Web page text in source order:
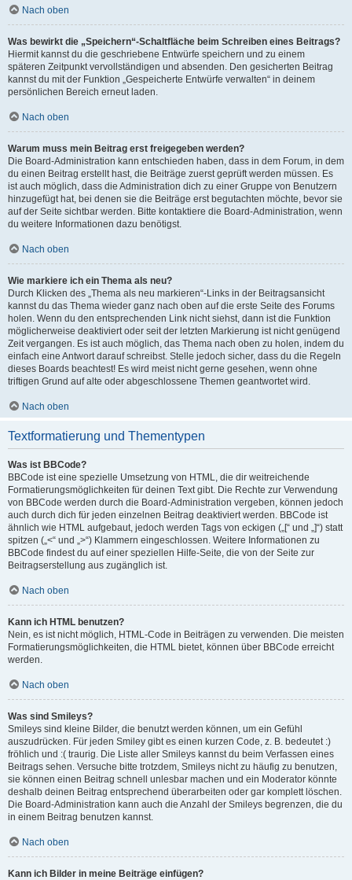
Nach oben
Was bewirkt die „Speichern“-Schaltfläche beim Schreiben eines Beitrags?
Hiermit kannst du die geschriebene Entwürfe speichern und zu einem
späteren Zeitpunkt vervollständigen und absenden. Den gesicherten Beitrag
kannst du mit der Funktion „Gespeicherte Entwürfe verwalten“ in deinem
persönlichen Bereich erneut laden.
Nach oben
Warum muss mein Beitrag erst freigegeben werden?
Die Board-Administration kann entschieden haben, dass in dem Forum, in dem
du einen Beitrag erstellt hast, die Beiträge zuerst geprüft werden müssen. Es
ist auch möglich, dass die Administration dich zu einer Gruppe von Benutzern
hinzugefügt hat, bei denen sie die Beiträge erst begutachten möchte, bevor sie
auf der Seite sichtbar werden. Bitte kontaktiere die Board-Administration, wenn
du weitere Informationen dazu benötigst.
Nach oben
Wie markiere ich ein Thema als neu?
Durch Klicken des „Thema als neu markieren“-Links in der Beitragsansicht
kannst du das Thema wieder ganz nach oben auf die erste Seite des Forums
holen. Wenn du den entsprechenden Link nicht siehst, dann ist die Funktion
möglicherweise deaktiviert oder seit der letzten Markierung ist nicht genügend
Zeit vergangen. Es ist auch möglich, das Thema nach oben zu holen, indem du
einfach eine Antwort darauf schreibst. Stelle jedoch sicher, dass du die Regeln
dieses Boards beachtest! Es wird meist nicht gerne gesehen, wenn ohne
triftigen Grund auf alte oder abgeschlossene Themen geantwortet wird.
Nach oben
Textformatierung und Thementypen
Was ist BBCode?
BBCode ist eine spezielle Umsetzung von HTML, die dir weitreichende
Formatierungsmöglichkeiten für deinen Text gibt. Die Rechte zur Verwendung
von BBCode werden durch die Board-Administration vergeben, können jedoch
auch durch dich für jeden einzelnen Beitrag deaktiviert werden. BBCode ist
ähnlich wie HTML aufgebaut, jedoch werden Tags von eckigen („[“ und „]“) statt
spitzen („<“ und „>“) Klammern eingeschlossen. Weitere Informationen zu
BBCode findest du auf einer speziellen Hilfe-Seite, die von der Seite zur
Beitragserstellung aus zugänglich ist.
Nach oben
Kann ich HTML benutzen?
Nein, es ist nicht möglich, HTML-Code in Beiträgen zu verwenden. Die meisten
Formatierungsmöglichkeiten, die HTML bietet, können über BBCode erreicht
werden.
Nach oben
Was sind Smileys?
Smileys sind kleine Bilder, die benutzt werden können, um ein Gefühl
auszudrücken. Für jeden Smiley gibt es einen kurzen Code, z. B. bedeutet :)
fröhlich und :( traurig. Die Liste aller Smileys kannst du beim Verfassen eines
Beitrags sehen. Versuche bitte trotzdem, Smileys nicht zu häufig zu benutzen,
sie können einen Beitrag schnell unlesbar machen und ein Moderator könnte
deshalb deinen Beitrag entsprechend überarbeiten oder gar komplett löschen.
Die Board-Administration kann auch die Anzahl der Smileys begrenzen, die du
in einem Beitrag benutzen kannst.
Nach oben
Kann ich Bilder in meine Beiträge einfügen?